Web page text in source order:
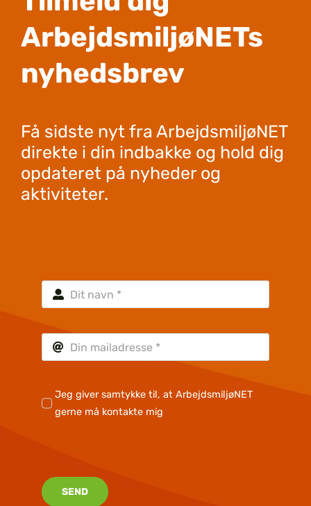
ArbejdsmiljøNETs
nyhedsbrev
Få sidste nyt fra ArbejdsmiljøNET
direkte i din indbakke og hold dig
opdateret på nyheder og
aktiviteter.
Jeg giver samtykke til, at ArbejdsmiljøNET
gerne må kontakte mig
SEND